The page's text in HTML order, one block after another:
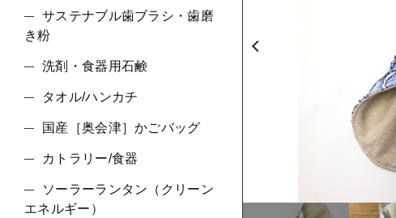
サステナブル歯ブラシ・歯磨
き粉
洗剤・食器用石鹸
タオル/ハンカチ
国産［奥会津］かごバッグ
カトラリー/食器
ソーラーランタン（クリーン
エネルギー）
ショッピ
～
並び順